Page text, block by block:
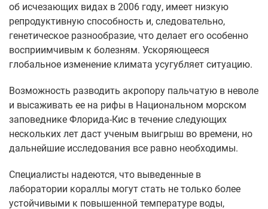
об исчезающих видах в 2006 году, имеет низкую
репродуктивную способность и, следовательно,
генетическое разнообразие, что делает его особенно
восприимчивым к болезням. Ускоряющееся
глобальное изменение климата усугубляет ситуацию.
Возможность разводить акропору пальчатую в неволе
и высаживать ее на рифы в Национальном морском
заповеднике Флорида-Кис в течение следующих
нескольких лет даст ученым выигрыш во времени, но
дальнейшие исследования все равно необходимы.
Специалисты надеются, что выведенные в
лаборатории кораллы могут стать не только более
устойчивыми к повышенной температуре воды,